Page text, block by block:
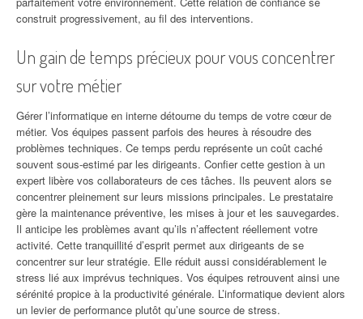
construit progressivement, au fil des interventions.
Un gain de temps précieux pour vous concentrer
sur votre métier
Gérer l’informatique en interne détourne du temps de votre cœur de
métier. Vos équipes passent parfois des heures à résoudre des
problèmes techniques. Ce temps perdu représente un coût caché
souvent sous-estimé par les dirigeants. Confier cette gestion à un
expert libère vos collaborateurs de ces tâches. Ils peuvent alors se
concentrer pleinement sur leurs missions principales. Le prestataire
gère la maintenance préventive, les mises à jour et les sauvegardes.
Il anticipe les problèmes avant qu’ils n’affectent réellement votre
activité. Cette tranquillité d’esprit permet aux dirigeants de se
concentrer sur leur stratégie. Elle réduit aussi considérablement le
stress lié aux imprévus techniques. Vos équipes retrouvent ainsi une
sérénité propice à la productivité générale. L’informatique devient alors
un levier de performance plutôt qu’une source de stress.